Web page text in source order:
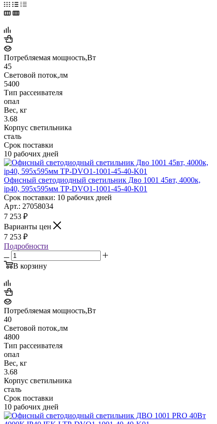
Потребляемая мощность,Вт
45
Световой поток,лм
5400
Тип рассеивателя
опал
Вес, кг
3.68
Корпус светильника
сталь
Срок поставки
10 рабочих дней
Офисный светодиодный светильник Дво 1001 45вт, 4000к,
ip40, 595x595мм TP-DVO1-1001-45-40-K01
Срок поставки: 10 рабочих дней
Арт.: 27058034
7 253 ₽
Варианты цен
7 253 ₽
Подробности
В корзину
Потребляемая мощность,Вт
40
Световой поток,лм
4800
Тип рассеивателя
опал
Вес, кг
3.68
Корпус светильника
сталь
Срок поставки
10 рабочих дней